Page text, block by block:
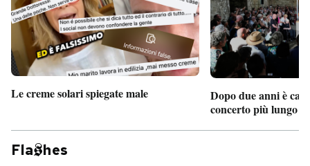
Le creme solari spiegate male
Dopo due anni è
concerto più lungo
Fla hes